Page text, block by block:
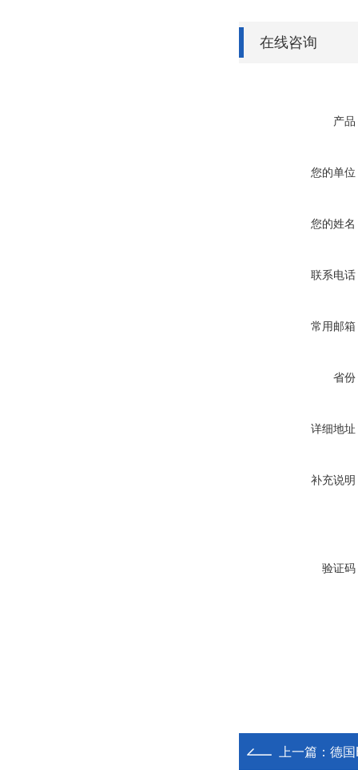
在线咨询
产品
您的单位
您的姓名
联系电话
常用邮箱
省份
详细地址
补充说明
验证码
上一篇： 德